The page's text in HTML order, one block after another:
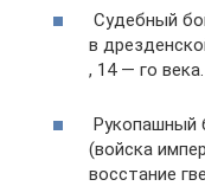
Судебный
в
, 14 — го века.
Рукопашный
(войска
восстание